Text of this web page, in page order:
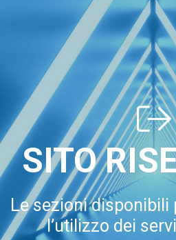
SITO
Le sezioni disponibili
l’utilizzo dei